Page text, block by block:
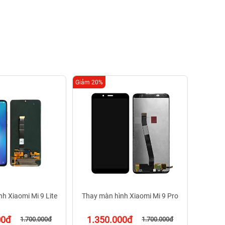
Xiaomi Mi 9 Lite
1.700.000đ
Thay màn hình Xiaomi Mi 9 Pro
1.350.000đ 1.700.000đ
Giảm 20%